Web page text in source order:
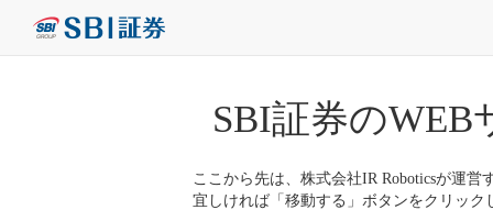
SBI証券の
ここから先は、株式会社IR Roboticsが運営
宜しければ「移動する」ボタンをクリック